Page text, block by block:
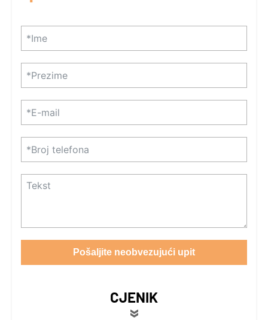
Pošaljite neobvezujući upit
CJENIK